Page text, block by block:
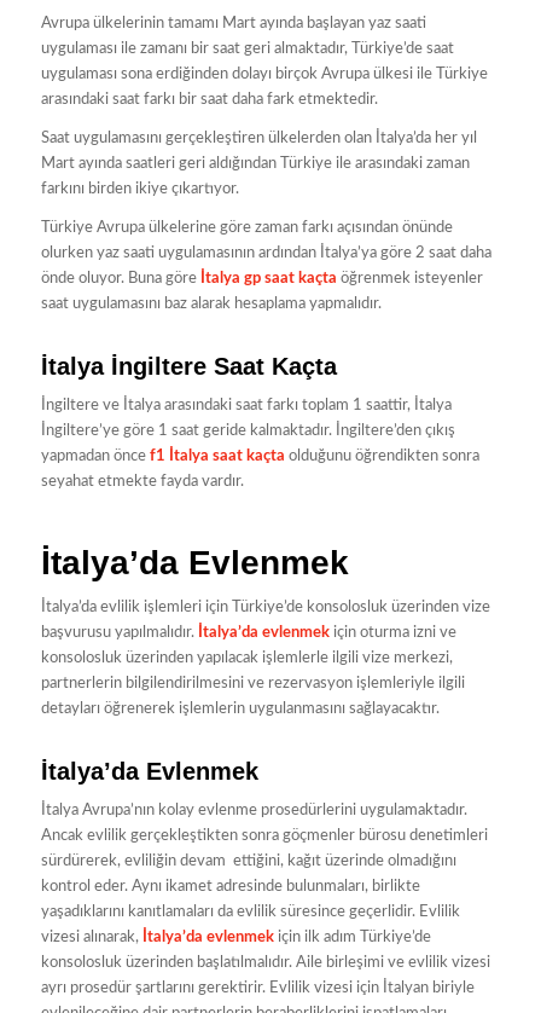
Avrupa ülkelerinin tamamı Mart ayında başlayan yaz saati
uygulaması ile zamanı bir saat geri almaktadır, Türkiye’de saat
uygulaması sona erdiğinden dolayı birçok Avrupa ülkesi ile Türkiye
arasındaki saat farkı bir saat daha fark etmektedir.
Saat uygulamasını gerçekleştiren ülkelerden olan İtalya’da her yıl
Mart ayında saatleri geri aldığından Türkiye ile arasındaki zaman
farkını birden ikiye çıkartıyor.
Türkiye Avrupa ülkelerine göre zaman farkı açısından önünde
olurken yaz saati uygulamasının ardından İtalya’ya göre 2 saat daha
önde oluyor. Buna göre İtalya gp saat kaçta öğrenmek isteyenler
saat uygulamasını baz alarak hesaplama yapmalıdır.
İtalya İngiltere Saat Kaçta
İngiltere ve İtalya arasındaki saat farkı toplam 1 saattir, İtalya
İngiltere’ye göre 1 saat geride kalmaktadır. İngiltere’den çıkış
yapmadan önce f1 İtalya saat kaçta olduğunu öğrendikten sonra
seyahat etmekte fayda vardır.
İtalya’da Evlenmek
İtalya’da evlilik işlemleri için Türkiye’de konsolosluk üzerinden vize
başvurusu yapılmalıdır. İtalya’da evlenmekiçin oturma izni ve
konsolosluk üzerinden yapılacak işlemlerle ilgili vize merkezi,
partnerlerin bilgilendirilmesini ve rezervasyon işlemleriyle ilgili
detayları öğrenerek işlemlerin uygulanmasını sağlayacaktır.
İtalya’da Evlenmek
İtalya Avrupa’nın kolay evlenme prosedürlerini uygulamaktadır.
Ancak evlilik gerçekleştikten sonra göçmenler bürosu denetimleri
sürdürerek, evliliğin devam ettiğini, kağıt üzerinde olmadığını
kontrol eder. Aynı ikamet adresinde bulunmaları, birlikte
yaşadıklarını kanıtlamaları da evlilik süresince geçerlidir. Evlilik
vizesi alınarak, İtalya’da evlenmekiçin ilk adım Türkiye’de
konsolosluk üzerinden başlatılmalıdır. Aile birleşimi ve evlilik vizesi
ayrı prosedür şartlarını gerektirir. Evlilik vizesi için İtalyan biriyle